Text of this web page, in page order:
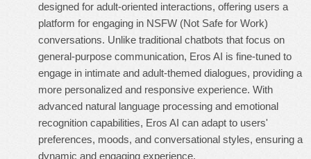
designed for adult-oriented interactions, offering users a
platform for engaging in NSFW (Not Safe for Work)
conversations. Unlike traditional chatbots that focus on
general-purpose communication, Eros AI is fine-tuned to
engage in intimate and adult-themed dialogues, providing a
more personalized and responsive experience. With
advanced natural language processing and emotional
recognition capabilities, Eros AI can adapt to users'
preferences, moods, and conversational styles, ensuring a
dynamic and engaging experience.